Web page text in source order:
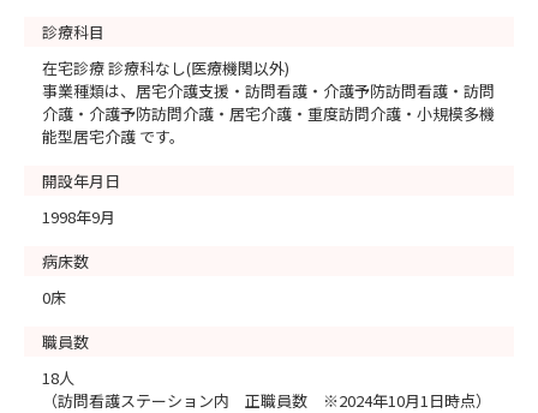
診療科目
在宅診療 診療科なし(医療機関以外)
事業種類は、居宅介護支援・訪問看護・介護予防訪問看護・訪問
介護・介護予防訪問介護・居宅介護・重度訪問介護・小規模多機
能型居宅介護 です。
開設年月日
1998年9月
病床数
0床
職員数
18人
（訪問看護ステーション内 正職員数 ※2024年10月1日時点）